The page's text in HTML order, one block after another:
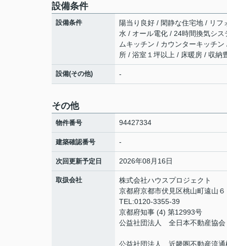
設備条件
設備条件
陽当り良好 / 閑静な住宅地 / リ
水 / オール電化 / 24時間換気シ
ムキッチン / カウンターキッチ
所 / 浴室１坪以上 / 床暖房 / 収納
設備(その他) -
その他
物件番号 94427334
建築確認番号 -
次回更新予定日 2026年08月16日
取扱会社
株式会社ハウスプロジェクト
京都府京都市伏見区桃山町遠山
TEL:0120-3355-39
京都府知事 (4) 第12993号
公益社団法人 全日本不動産協会
公益社団法人 近畿圏不動産流通